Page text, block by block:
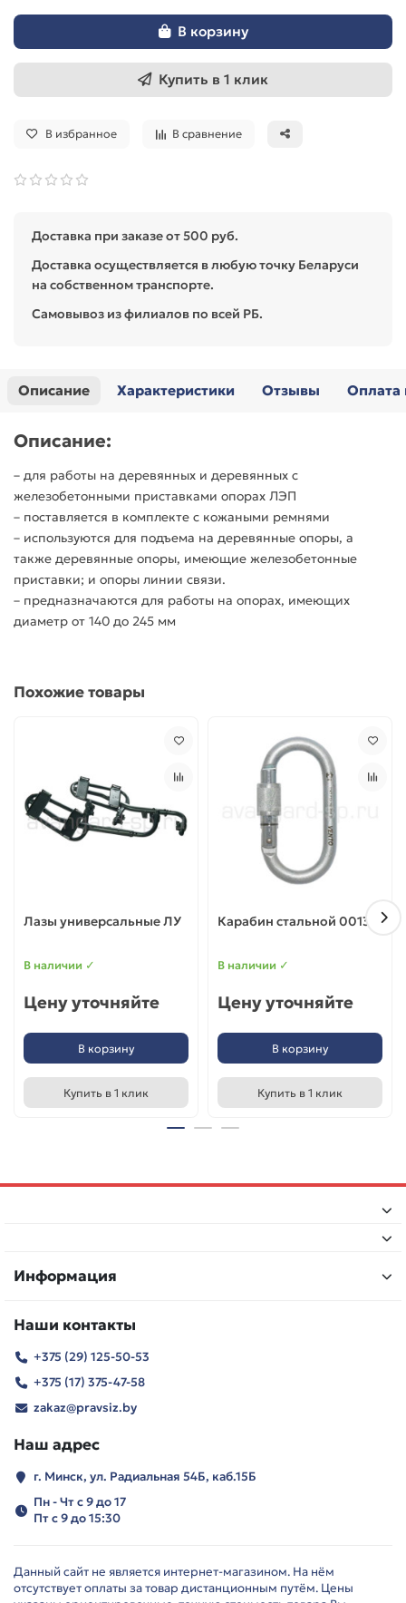
В корзину
Купить в 1 клик
В избранное В сравнение
Доставка при заказе от 500 руб.
Доставка осуществляется в любую точку Беларуси
на собственном транспорте.
Самовывоз из филиалов по всей РБ.
Описание Характеристики Отзывы Оплата
Описание:
– для работы на деревянных и деревянных с
железобетонными приставками опорах ЛЭП
– поставляется в комплекте с кожаными ремнями
– используются для подъема на деревянные опоры, а
также деревянные опоры, имеющие железобетонные
приставки; и опоры линии связи.
– предназначаются для работы на опорах, имеющих
диаметр от 140 до 245 мм
Похожие товары
Лазы универсальные ЛУ
В наличии ✓
Цену уточняйте
В корзину
Купить в 1 клик
Карабин стальной 0013
В наличии ✓
Цену уточняйте
В корзину
Купить в 1 клик
Информация
Наши контакты
+375 (29) 125-50-53
+375 (17) 375-47-58
zakaz@pravsiz.by
Наш адрес
г. Минск, ул. Радиальная 54Б, каб.15Б
Пн - Чт с 9 до 17
Пт с 9 до 15:30
Данный сайт не является интернет-магазином. На нём
отсутствует оплаты за товар дистанционным путём. Цены